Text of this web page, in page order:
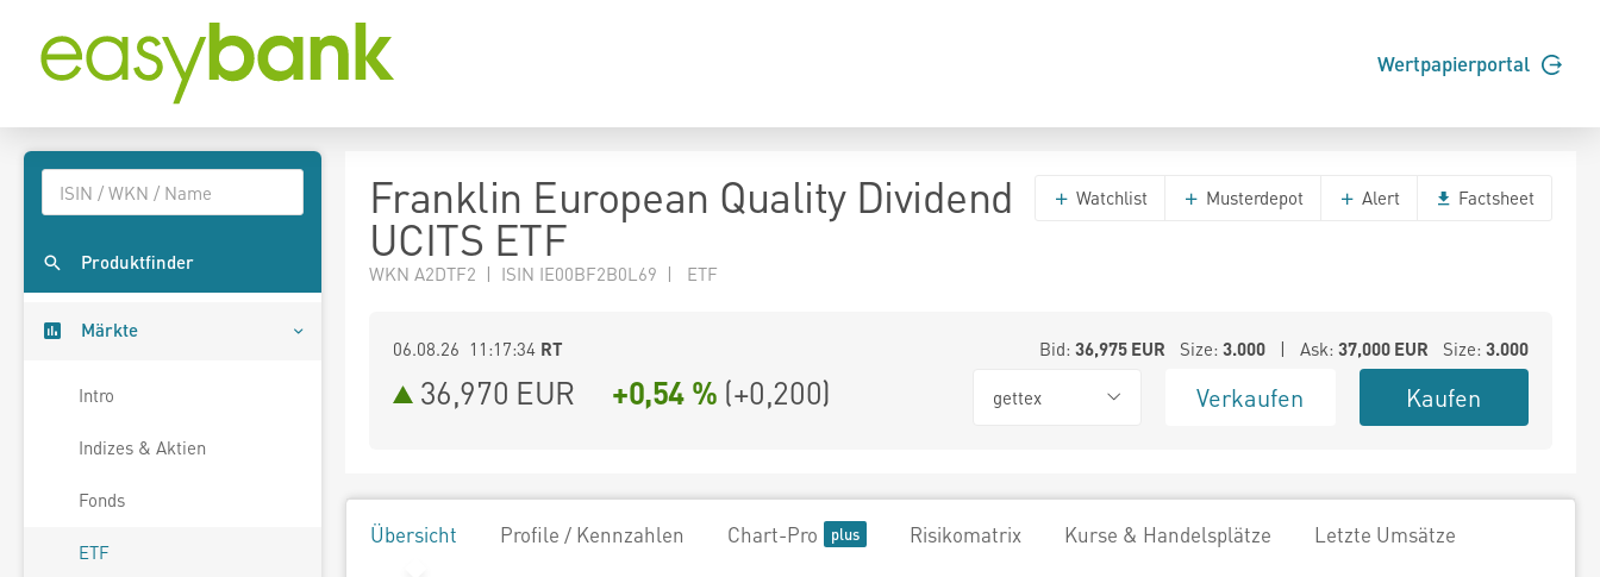
Wertpapierportal
Produktfinder
Märkte
Intro
Indizes & Aktien
Fonds
ETF
Franklin European Quality Dividend
UCITS ETF
WKN A2DTF2 | ISIN IE00BF2B0L69 | ETF
Watchlist Musterdepot Alert Factsheet
06.08.26 11:17:34 RT Bid: 36,975EUR Size: 3.000| Ask: 37,000EUR Size: 3.000
36,970 EUR +0,54 % (+0,200) gettex Verkaufen Kaufen
Übersicht Profile / Kennzahlen Chart-Pro Risikomatrix Kurse & Handelsplätze Letzte Umsätze